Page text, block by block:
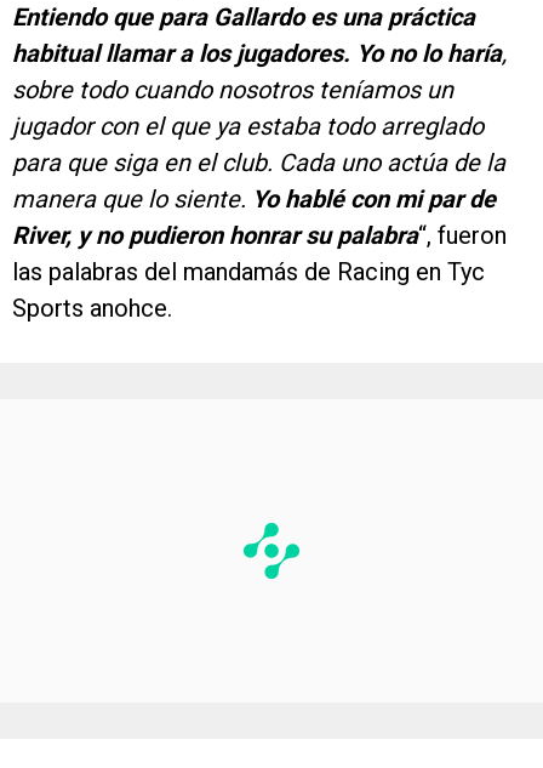
Entiendo que para Gallardo es una práctica
habitual llamar a los jugadores. Yo no lo haría,
sobre todo cuando nosotros teníamos un
jugador con el que ya estaba todo arreglado
para que siga en el club. Cada uno actúa de la
manera que lo siente. Yo hablé con mi par de
River, y no pudieron honrar su palabra“, fueron
las palabras del mandamás de Racing en Tyc
Sports anohce.